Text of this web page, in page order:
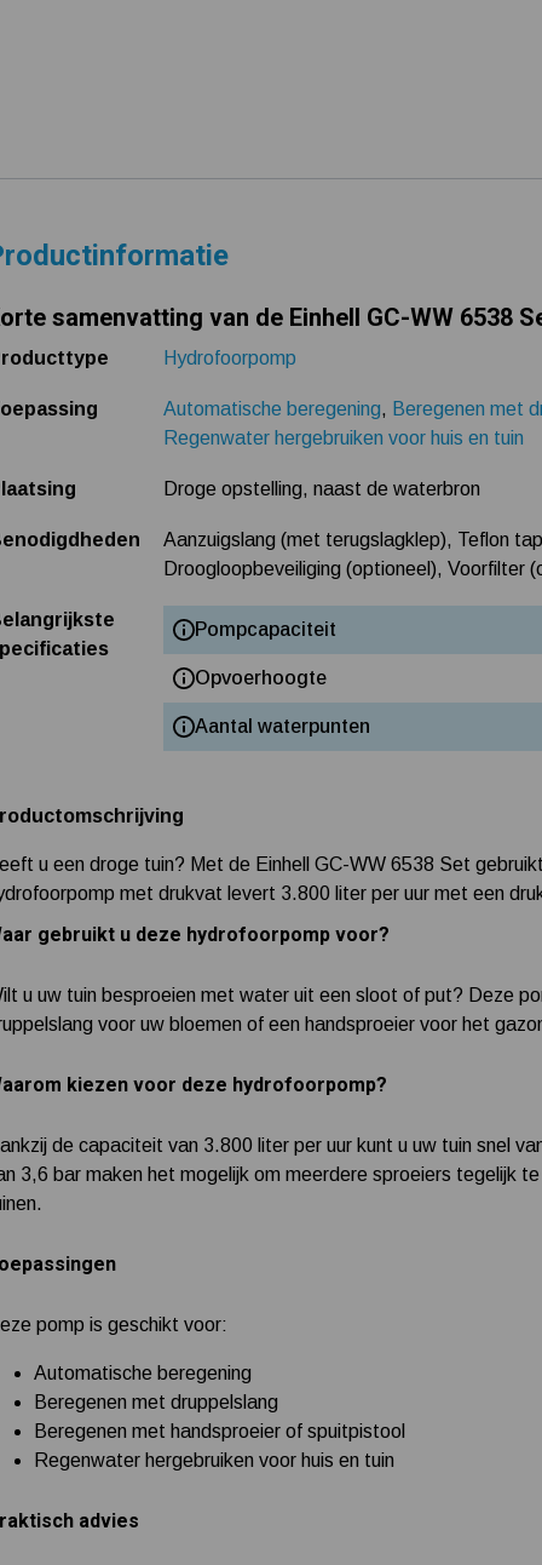
samenvatting van de Einhell GC-WW 6538
Hydrofoorpomp
Automatische beregening, Beregenen met
Regenwater hergebruiken voor huis en tuin
Droge opstelling, naast de waterbron
Aanzuigslang (met terugslagklep), Teflon
Droogloopbeveiliging (optioneel), Voorfilter
Pompcapaciteit
Opvoerhoogte
Aantal waterpunten
u een droge tuin? Met de Einhell GC-WW 6538 Set
met drukvat levert 3.800 liter per uur met een
gebruikt u deze hydrofoorpomp voor?
u uw tuin besproeien met water uit een sloot of put? Deze
voor uw bloemen of een handsproeier voor het
kiezen voor deze hydrofoorpomp?
de capaciteit van 3.800 liter per uur kunt u uw tuin snel
3,6 bar maken het mogelijk om meerdere sproeiers tegelijk
pomp is geschikt voor:
Automatische beregening
Beregenen met druppelslang
Beregenen met handsproeier of spuitpistool
Regenwater hergebruiken voor huis en tuin
advies